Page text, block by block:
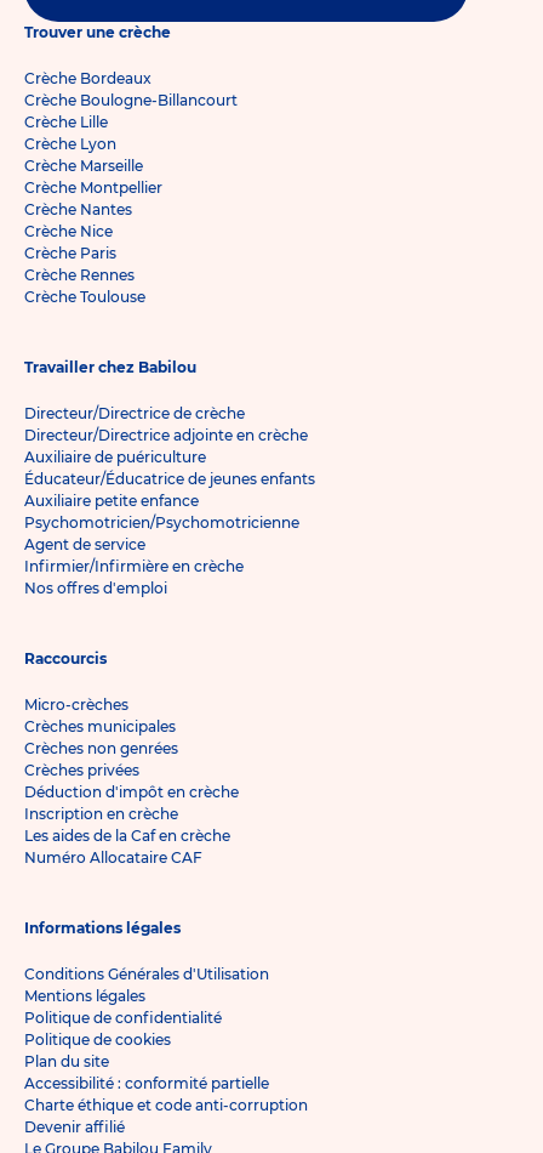
Trouver une crèche
Crèche Bordeaux
Crèche Boulogne-Billancourt
Crèche Lille
Crèche Lyon
Crèche Marseille
Crèche Montpellier
Crèche Nantes
Crèche Nice
Crèche Paris
Crèche Rennes
Crèche Toulouse
Travailler chez Babilou
Directeur/Directrice de crèche
Directeur/Directrice adjointe en crèche
Auxiliaire de puériculture
Éducateur/Éducatrice de jeunes enfants
Auxiliaire petite enfance
Psychomotricien/Psychomotricienne
Agent de service
Infirmier/Infirmière en crèche
Nos offres d'emploi
Raccourcis
Micro-crèches
Crèches municipales
Crèches non genrées
Crèches privées
Déduction d'impôt en crèche
Inscription en crèche
Les aides de la Caf en crèche
Numéro Allocataire CAF
Informations légales
Conditions Générales d'Utilisation
Mentions légales
Politique de confidentialité
Politique de cookies
Plan du site
Accessibilité : conformité partielle
Charte éthique et code anti-corruption
Devenir affilié
Le Groupe Babilou Family